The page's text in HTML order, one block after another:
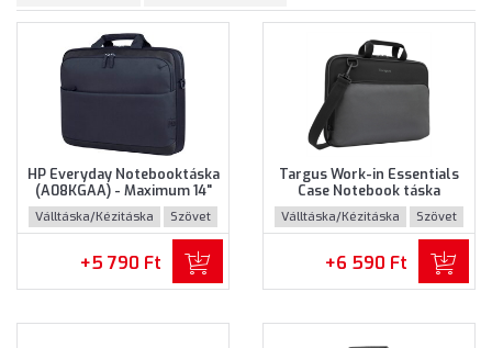
HP Everyday Notebooktáska
(A08KGAA) - Maximum 14"
méretű notebookokhoz
Válltáska/Kézitáska Szövet
+5 790 Ft
Targus Work-in Essentials
Case Notebook táska
(TED007GL) - Maximum 14.0"
méretű notebokhoz -
Fekete-szürke színben
Válltáska/Kézitáska Szövet
+6 590 Ft